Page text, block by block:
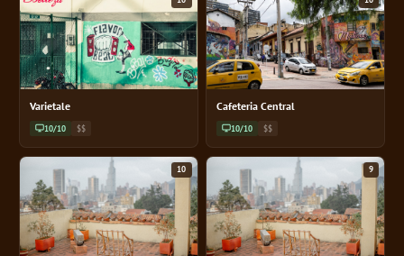
Varietale
10/10 $$
Cafeteria Central
10/10 $$
10 9